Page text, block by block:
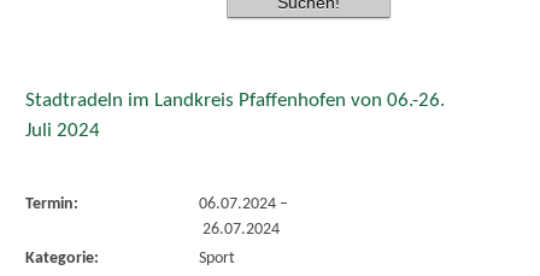
Stadtradeln im Landkreis Pfaffenhofen von 06.-26.
Juli 2024
Termin: 06.07.2024–
26.07.2024
Kategorie:
Sport